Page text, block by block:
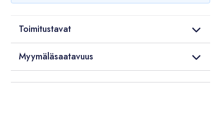
Toimitustavat
Myymäläsaatavuus